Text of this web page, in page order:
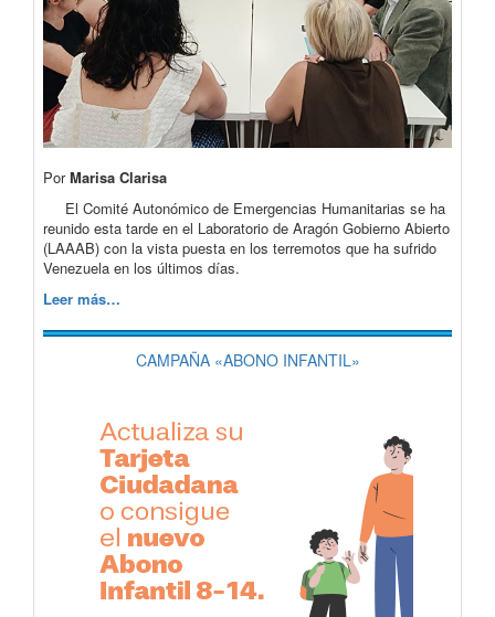
PorMarisa Clarisa
El Comité Autonómico de Emergencias Humanitarias se ha
reunido esta tarde en el Laboratorio de Aragón Gobierno Abierto
(LAAAB) con la vista puesta en los terremotos que ha sufrido
Venezuela en los últimos días.
Leer más…
CAMPAÑA «ABONO INFANTIL»